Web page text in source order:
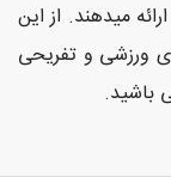
میدهند. از این
ورزشی و تفریحی
باشید.